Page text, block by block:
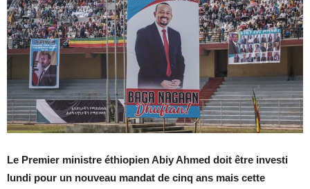
Le Premier ministre éthiopien Abiy Ahmed doit être investi
lundi pour un nouveau mandat de cinq ans mais cette